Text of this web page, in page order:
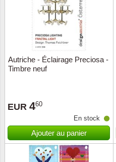
Autriche - Éclairage Preciosa -
Timbre neuf
EUR 460
En stock
Ajouter au panier